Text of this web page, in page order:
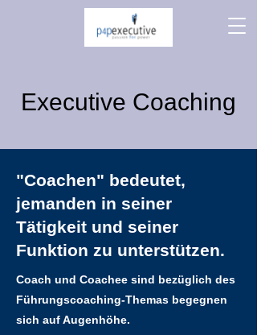
Executive Coaching
"Coachen" bedeutet,
jemanden in seiner
Tätigkeit und seiner
Funktion zu unterstützen.
Coach und Coachee sind bezüglich des
Führungscoaching-Themas begegnen
sich auf Augenhöhe.